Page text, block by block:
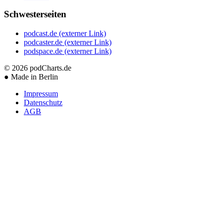
Schwesterseiten
podcast.de (externer Link)
podcaster.de (externer Link)
podspace.de (externer Link)
© 2026 podCharts.de
● Made in Berlin
Impressum
Datenschutz
AGB